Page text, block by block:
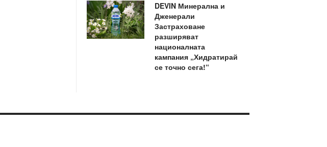
DEVIN Минерална и
Дженерали
Застраховане
разширяват
националната
кампания „Хидратирай
се точно сега!“